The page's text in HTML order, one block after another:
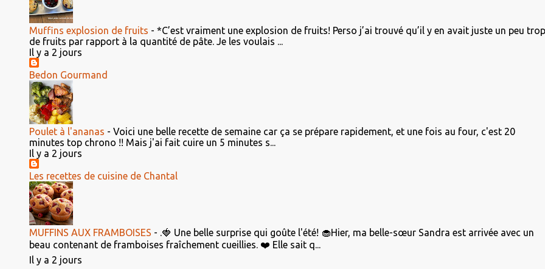
Muffins explosion de fruits - *C’est vraiment une explosion de fruits! Perso j’ai trouvé qu’il y en avait juste un peu trop
de fruits par rapport à la quantité de pâte. Je les voulais ...
Il y a 2 jours
Bedon Gourmand
Poulet à l'ananas - Voici une belle recette de semaine car ça se prépare rapidement, et une fois au four, c'est 20
minutes top chrono !! Mais j'ai fait cuire un 5 minutes s...
Il y a 2 jours
Les recettes de cuisine de Chantal
MUFFINS AUX FRAMBOISES - .🍓 Une belle surprise qui goûte l'été! 🧁Hier, ma belle-sœur Sandra est arrivée avec un
beau contenant de framboises fraîchement cueillies. ❤️ Elle sait q...
Il y a 2 jours